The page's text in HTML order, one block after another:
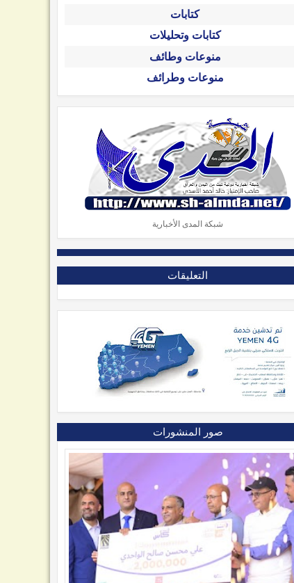
كتابات
كتابات وتحليلات
منوعات وطائف
منوعات وطرائف
شبكة المدى الأخبارية
التعليقات
صور المنشورات